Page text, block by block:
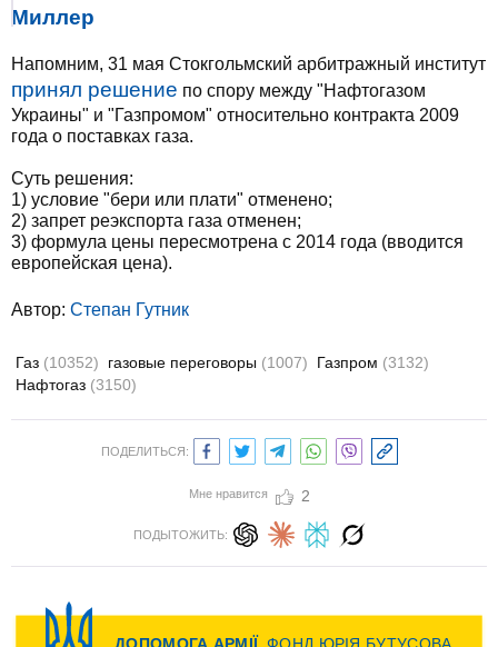
Миллер
Напомним, 31 мая Стокгольмский арбитражный институт
принял решение по спору между "Нафтогазом
Украины" и "Газпромом" относительно контракта 2009
года о поставках газа.
Суть решения:
1) условие "бери или плати" отменено;
2) запрет реэкспорта газа отменен;
3) формула цены пересмотрена с 2014 года (вводится
европейская цена).
Автор: Степан Гутник
Газ (10352) газовые переговоры (1007) Газпром (3132)
Нафтогаз (3150)
ПОДЕЛИТЬСЯ:
Мне нравится 2
ПОДЫТОЖИТЬ: